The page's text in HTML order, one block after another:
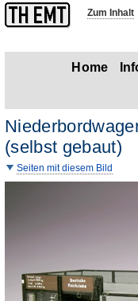
Zum Inhalt
Home
(selbst gebaut)
Seiten mit diesem Bild